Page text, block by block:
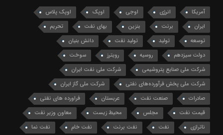
آمریکا انرژی اوجی اوپک
اوپک پلاس
ایران
برنت بنزین بهای نفت
تحریم
توسعه
تولید تولید نفت
دانش بنیان
دولت سیزدهم
روسیه رویترز
سوخت
شرکت ملی صنایع پتروشیمی
شرکت ملی نفت ایران
شرکت ملی پخش فرآورده‌های نفتی
شرکت ملی گاز ایران
صادرات
صنعت نفت عربستان
فراورده های نفتی
قیمت نفت
مجلس محیط زیست
معاون وزیر نفت
ناترازی
نفت نفت برنت نفت خام نفت نما